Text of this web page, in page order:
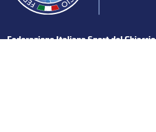
Federazione Italiana Sport del Ghiaccio